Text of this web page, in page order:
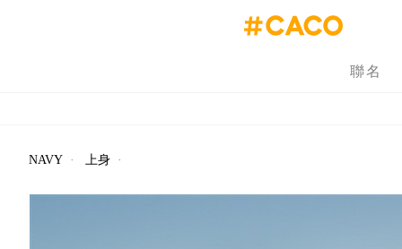
聯名
NAVY · 上身 ·